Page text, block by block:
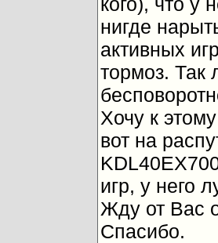
нигде
активных
тормоз. Так
Хочу к
вот на
игр, у него
Жду от Вас
Спасибо.